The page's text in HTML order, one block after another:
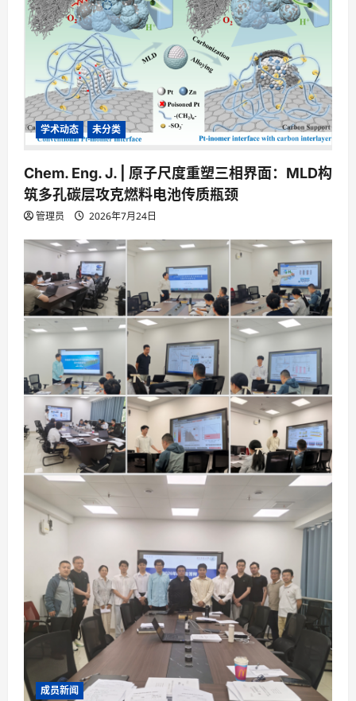
学术动态 未分类
Chem. Eng. J. | 原子尺度重塑三相界面：MLD构
筑多孔碳层攻克燃料电池传质瓶颈
管理员 2026年7月24日
成员新闻